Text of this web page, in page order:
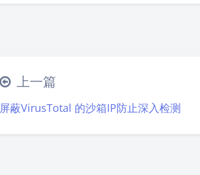
上一篇
屏蔽VirusTotal 的沙箱IP防止深入检测